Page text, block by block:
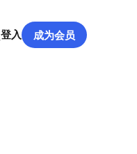
登入 成为会员